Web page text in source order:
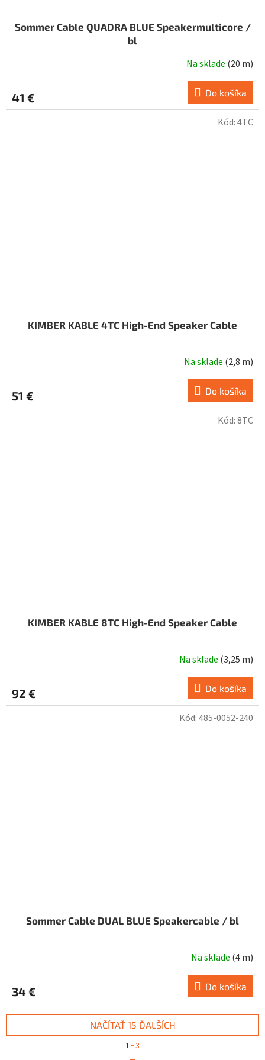
Sommer Cable QUADRA BLUE Speakermulticore /
bl
Na sklade (20 m)
41 € Do košíka
KIMBER KABLE 4TC High-End Speaker Cable
Na sklade (2,8 m)
51 € Do košíka
Kód:4TC
KIMBER KABLE 8TC High-End Speaker Cable
Na sklade (3,25 m)
92 € Do košíka
Kód:8TC
Sommer Cable DUAL BLUE Speakercable / bl
Na sklade (4 m)
34 € Do košíka
Kód:485-0052-240
NAČÍTAŤ 15 ĎALŠÍCH
S
t
1 3